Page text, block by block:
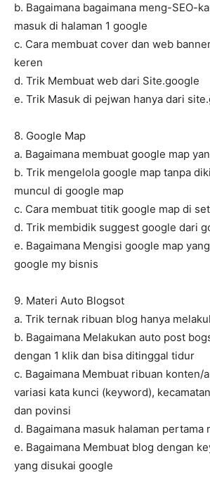
b. Bagaimana bagaimana meng-SEO-
masuk di halaman 1 google
c. Cara membuat cover dan web
keren
d. Trik Membuat web dari Site.google
e. Trik Masuk di pejwan hanya dari
8. Google Map
a. Bagaimana membuat google map
b. Trik mengelola google map tanpa
muncul di google map
c. Cara membuat titik google map di
d. Trik membidik suggest google dari
e. Bagaimana Mengisi google map
google my bisnis
9. Materi Auto Blogsot
a. Trik ternak ribuan blog hanya
b. Bagaimana Melakukan auto post
dengan 1 klik dan bisa ditinggal tidur
c. Bagaimana Membuat ribuan konten/
variasi kata kunci (keyword),
dan povinsi
d. Bagaimana masuk halaman
e. Bagaimana Membuat blog dengan
yang disukai google